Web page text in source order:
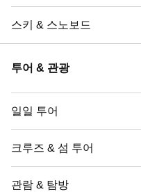
스키 & 스노보드
투어 & 관광
일일 투어
크루즈 & 섬 투어
관람 & 탐방